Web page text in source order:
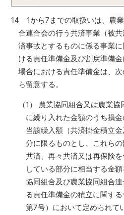
14 1から7までの取扱いは、農
合連合会の行う共済事業（被
済事故とするものに係る事業
ける責任準備金及び割戻準備
場合における責任準備金は、
ら留意する。
（1） 農業協同組合又は農業
に繰り入れた金額のうち損金
当該繰入額（共済掛金積立
分に限るものとし、これら
共済、再々共済又は再保険
している部分に相当する金
協同組合及び農業協同組合
る責任準備金の積立に関す
第7号）において定められて